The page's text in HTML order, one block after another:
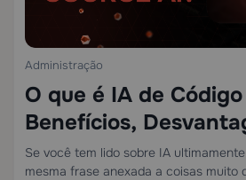
Administração
O que é IA de
Benefícios,
Escolher
Se você tem lido sobre IA
mesma frase anexada a coisas muito